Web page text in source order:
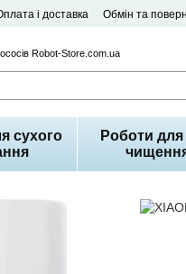
і доставка Обмін та
Robot-Store.com.ua
сухого
Роботи